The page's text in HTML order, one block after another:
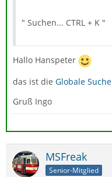
" Suchen... CTRL + K "
Hallo Hanspeter
das ist die Globale Suche
Gruß Ingo
MSFreak
Senior-Mitglied